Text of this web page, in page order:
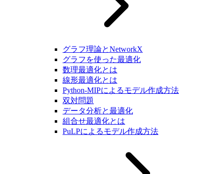
グラフ理論とNetworkX
グラフを使った最適化
数理最適化とは
線形最適化とは
Python-MIPによるモデル作成方法
双対問題
データ分析と最適化
組合せ最適化とは
PuLPによるモデル作成方法